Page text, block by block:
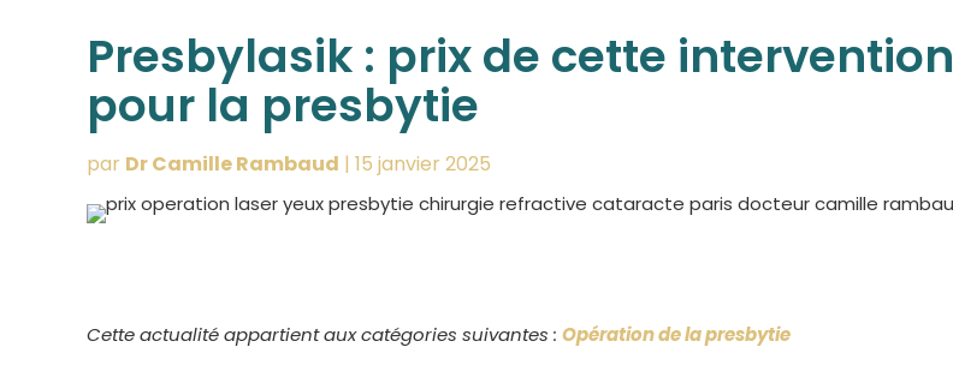
Presbylasik : prix de cette intervention
pour la presbytie
par Dr Camille Rambaud | 15 janvier 2025
Cette actualité appartient aux catégories suivantes : Opération de la presbytie